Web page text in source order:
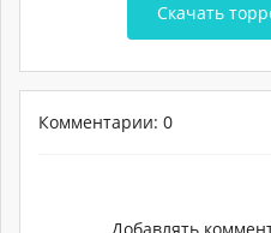
Скачать
Комментарии: 0